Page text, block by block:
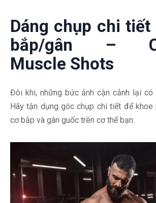
Dáng chụp chi
bắp/gân –
Muscle Shots
Đôi khi, những bức ảnh cận cảnh lại
Hãy tận dụng góc chụp chi tiết để
cơ bắp và gân guốc trên cơ thể bạn.